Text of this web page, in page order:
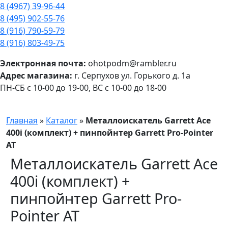
8 (4967) 39-96-44
8 (495) 902-55-76
8 (916) 790-59-79
8 (916) 803-49-75
ПН-СБ с 10-00 до 19-00, ВС с 10-00 до 18-00
Электронная почта: ohotpodm@rambler.ru
Адрес магазина: г. Серпухов ул. Горького д. 1а
Главная » Каталог» Металлоискатель Garrett Ace
400i (комплект) + пинпойнтер Garrett Pro-Pointer
AT
Металлоискатель Garrett Ace
400i (комплект) +
пинпойнтер Garrett Pro-
Pointer AT